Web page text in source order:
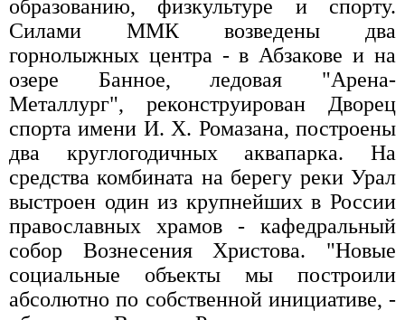
образованию, физкультуре и спорту.
Силами ММК возведены два
горнолыжных центра - в Абзакове и на
озере Банное, ледовая "Арена-
Металлург", реконструирован Дворец
спорта имени И. Х. Ромазана, построены
два круглогодичных аквапарка. На
средства комбината на берегу реки Урал
выстроен один из крупнейших в России
православных храмов - кафедральный
собор Вознесения Христова. "Новые
социальные объекты мы построили
абсолютно по собственной инициативе, -